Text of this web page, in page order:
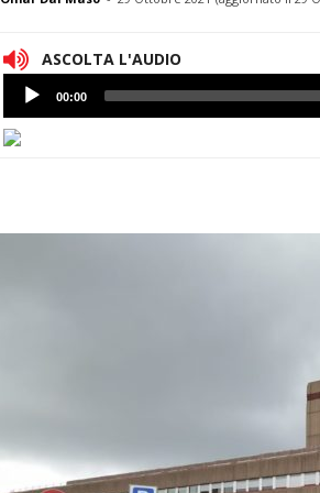
ASCOLTA L'AUDIO
Lettore
Audio
00:00